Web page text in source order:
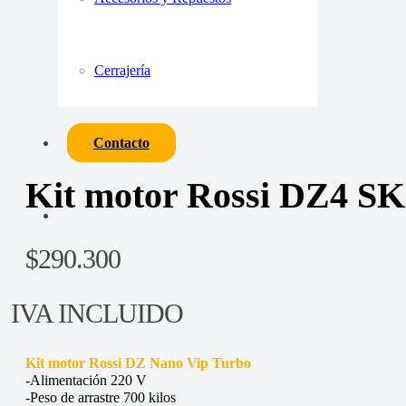
Cerrajería
Contacto
Kit motor Rossi DZ4
$290.300
IVA INCLUIDO
Kit motor Rossi DZ Nano Vip Turbo
-Alimentación 220 V
-Peso de arrastre 700 kilos